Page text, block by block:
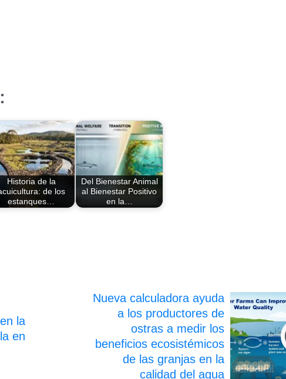
Historia de la
de los
estanques…
Del Bienestar Animal
al Bienestar Positivo
en la…
la
en
Nueva calculadora ayuda
a los productores de
ostras a medir los
beneficios ecosistémicos
de las granjas en la
calidad del agua